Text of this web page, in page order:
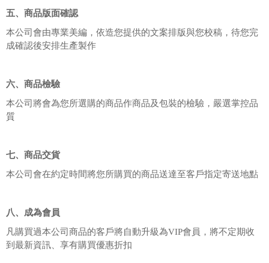
五、商品版面確認
本公司會由專業美編，依造您提供的文案排版與您校稿，待您完
成確認後安排生產製作
六、商品檢驗
本公司將會為您所選購的商品作商品及包裝的檢驗，嚴選掌控品
質
七、商品交貨
本公司會在約定時間將您所購買的商品送達至客戶指定寄送地點
八、成為會員
凡購買過本公司商品的客戶將自動升級為VIP會員，將不定期收
到最新資訊、享有購買優惠折扣